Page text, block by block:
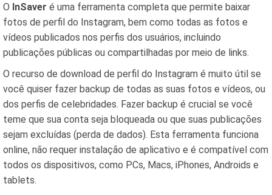
O InSaver é uma ferramenta completa que permite baixar
fotos de perfil do Instagram, bem como todas as fotos e
vídeos publicados nos perfis dos usuários, incluindo
publicações públicas ou compartilhadas por meio de links.
O recurso de download de perfil do Instagram é muito útil se
você quiser fazer backup de todas as suas fotos e vídeos, ou
dos perfis de celebridades. Fazer backup é crucial se você
teme que sua conta seja bloqueada ou que suas publicações
sejam excluídas (perda de dados). Esta ferramenta funciona
online, não requer instalação de aplicativo e é compatível com
todos os dispositivos, como PCs, Macs, iPhones, Androids e
tablets.